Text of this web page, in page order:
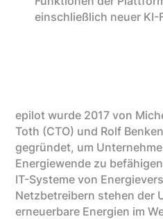
einschließlich neuer KI-
epilot wurde 2017 von
Toth (CTO) und Rolf
gegründet, um
Energiewende zu
IT-Systeme von
Netzbetreibern stehen der
erneuerbare Energien im